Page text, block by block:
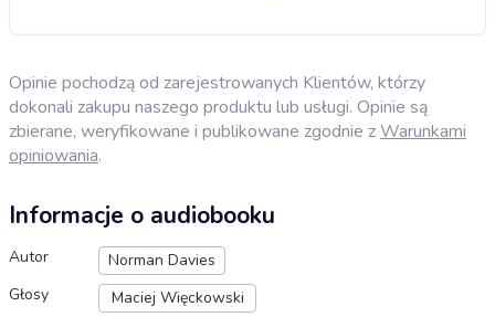
Opinie pochodzą od zarejestrowanych Klientów, którzy
dokonali zakupu naszego produktu lub usługi. Opinie są
zbierane, weryfikowane i publikowane zgodnie zWarunkami
opiniowania.
Informacje o audiobooku
Autor
Norman Davies
Głosy
Maciej Więckowski